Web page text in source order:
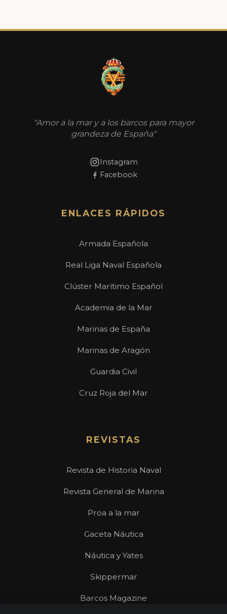
"Amor a la mar y a los barcos para mayor
grandeza de España"
Instagram
Facebook
ENLACES RÁPIDOS
Armada Española
Real Liga Naval Española
Clúster Marítimo Español
Academia de la Mar
Marinas de España
Marinas de Aragón
Guardia Civil
Cruz Roja del Mar
REVISTAS
Revista de Historia Naval
Revista General de Marina
Proa a la mar
Gaceta Náutica
Náutica y Yates
Skippermar
Barcos Magazine